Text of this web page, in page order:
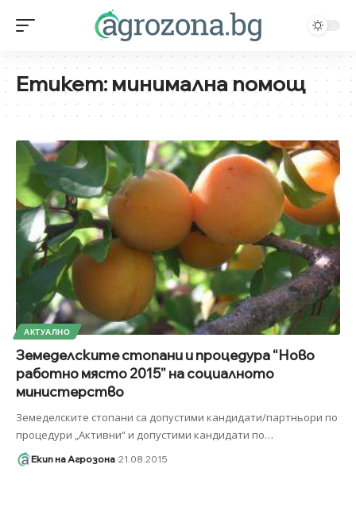
Етикет:минимална помощ
АКТУАЛНО
Земеделските стопани и процедура “Ново
работно място 2015” на социалното
министерство
Земеделските стопани са допустими кандидати/партньори по
процедури „Активни“ и допустими кандидати по…
Екип на Агрозона 21.08.2015